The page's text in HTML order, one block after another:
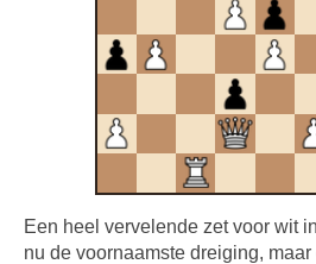
Een heel vervelende zet voor wit
nu de voornaamste dreiging,